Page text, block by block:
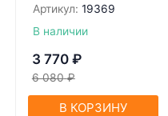
Артикул: 19369
В наличии
3 770 ₽
6 080 ₽
В КОРЗИНУ